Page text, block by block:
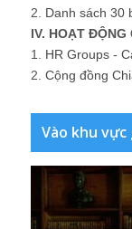
2. Danh sách 30
IV. HOẠT ĐỘNG
1. HR Groups -
2. Cộng đồng
Vào khu vực